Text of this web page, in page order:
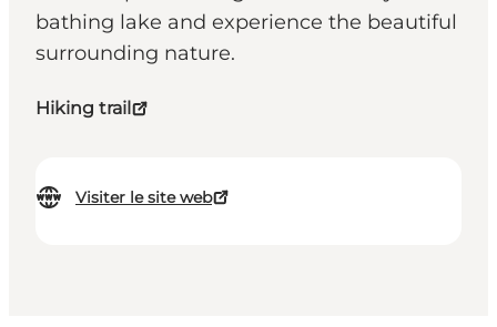
bathing lake and experience the beautiful
surrounding nature.
Hiking trail
Visiter le site web